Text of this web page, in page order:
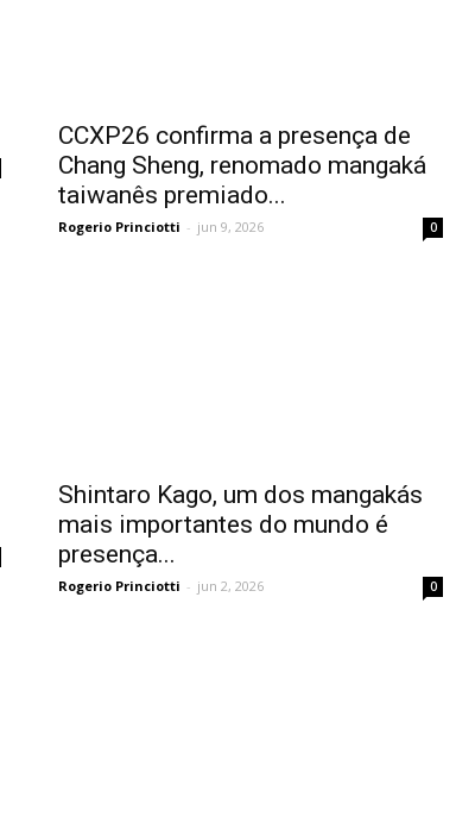
CCXP26 confirma a presença de
Chang Sheng, renomado mangaká
taiwanês premiado...
Rogerio Princiotti - jun 9, 2026 0
Shintaro Kago, um dos mangakás
mais importantes do mundo é
presença...
Rogerio Princiotti - jun 2, 2026 0